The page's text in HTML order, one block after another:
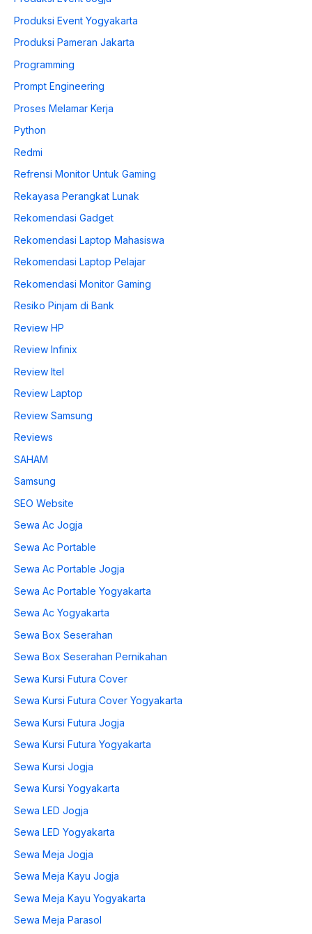
Produksi Event Yogyakarta
Produksi Pameran Jakarta
Programming
Prompt Engineering
Proses Melamar Kerja
Python
Redmi
Refrensi Monitor Untuk Gaming
Rekayasa Perangkat Lunak
Rekomendasi Gadget
Rekomendasi Laptop Mahasiswa
Rekomendasi Laptop Pelajar
Rekomendasi Monitor Gaming
Resiko Pinjam di Bank
Review HP
Review Infinix
Review Itel
Review Laptop
Review Samsung
Reviews
SAHAM
Samsung
SEO Website
Sewa Ac Jogja
Sewa Ac Portable
Sewa Ac Portable Jogja
Sewa Ac Portable Yogyakarta
Sewa Ac Yogyakarta
Sewa Box Seserahan
Sewa Box Seserahan Pernikahan
Sewa Kursi Futura Cover
Sewa Kursi Futura Cover Yogyakarta
Sewa Kursi Futura Jogja
Sewa Kursi Futura Yogyakarta
Sewa Kursi Jogja
Sewa Kursi Yogyakarta
Sewa LED Jogja
Sewa LED Yogyakarta
Sewa Meja Jogja
Sewa Meja Kayu Jogja
Sewa Meja Kayu Yogyakarta
Sewa Meja Parasol